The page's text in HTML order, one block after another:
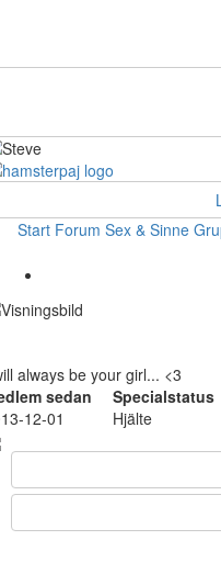
Start Forum Sex & Sinne
always be your girl... <3
sedan
Specialstatus
12-01
Hjälte